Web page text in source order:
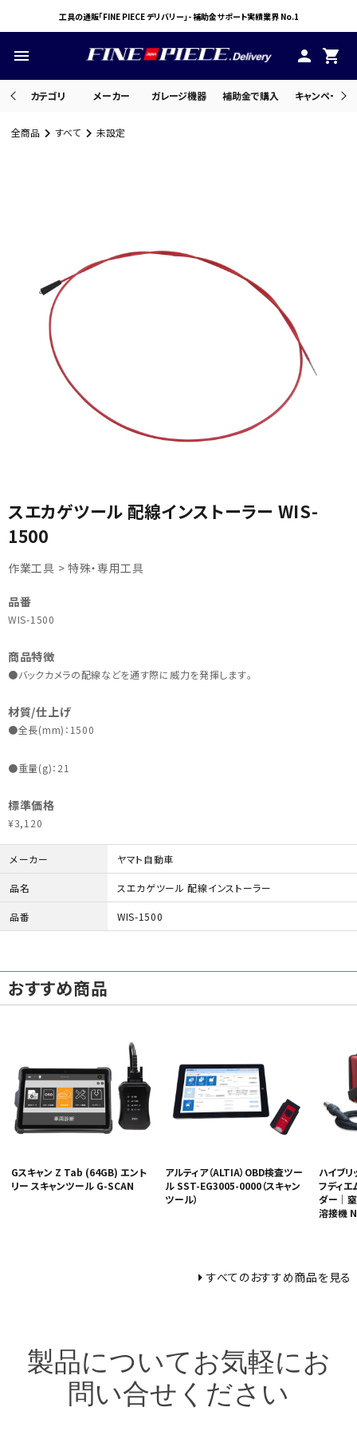
工具の通販「FINE PIECE デリバリー」- 補助金サポート実績業界 No.1
menu person shopping_cart
カテゴリ メーカー ガレージ機器 補助金で購入 キャンペーン
ログイン
メーカーから選ぶ
ガレージ機器
補助金で購入
全商品 すべて 未設定
スエカゲツール 配線インストーラー WIS-
1500
作業工具 > 特殊・専用工具
品番
WIS-1500
商品特徴
●バックカメラの配線などを通す際に威力を発揮します｡
材質/仕上げ
●全長(mm)：1500
●重量(g)：21
標準価格
¥3,120
メーカー ヤマト自動車
品名 スエカゲツール 配線インストーラー
品番 WIS-1500
おすすめ商品
Gスキャン Z Tab (64GB) エント
リー スキャンツール G-SCAN
アルティア（ALTIA）OBD検査ツー
ル SST-EG3005-0000（スキャン
ツール）
ハイブ
フディエ
ダー｜
溶接機
すべてのおすすめ商品を見る